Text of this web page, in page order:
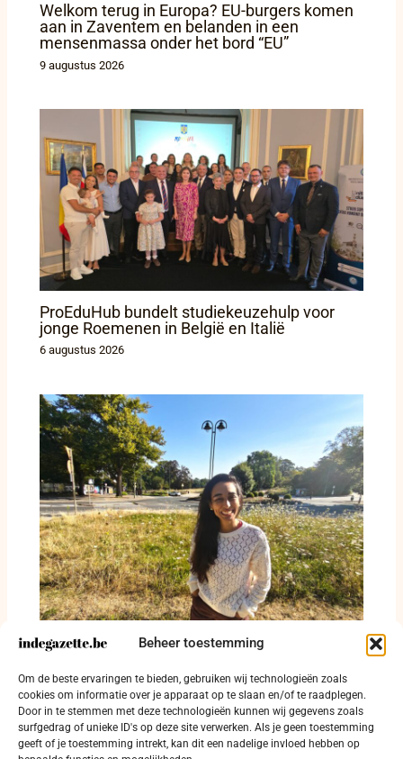
Beheer toestemming
Om de beste ervaringen te bieden, gebruiken wij technologieën zoals
cookies om informatie over je apparaat op te slaan en/of te raadplegen.
Door in te stemmen met deze technologieën kunnen wij gegevens zoals
surfgedrag of unieke ID's op deze site verwerken. Als je geen toestemming
geeft of je toestemming intrekt, kan dit een nadelige invloed hebben op
Welkom terug in Europa? EU-burgers komen
aan in Zaventem en belanden in een
mensenmassa onder het bord “EU”
9 augustus 2026
ProEduHub bundelt studiekeuzehulp voor
jonge Roemenen in België en Italië
6 augustus 2026
Belgisch-Europees traject voor
vredeseducatie groeit vanuit een embryonale
fase
6 augustus 2026